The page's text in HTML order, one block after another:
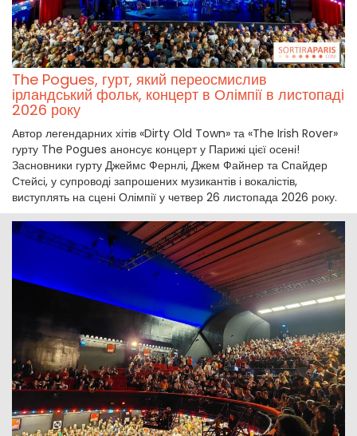
The Pogues, гурт, який переосмислив
ірландський фольк, концерт в Олімпії в листопаді
2026 року
Автор легендарних хітів «Dirty Old Town» та «The Irish Rover»
гурту The Pogues анонсує концерт у Парижі цієї осені!
Засновники гурту Джеймс Фернлі, Джем Файнер та Спайдер
Стейсі, у супроводі запрошених музикантів і вокалістів,
виступлять на сцені Олімпії у четвер 26 листопада 2026 року.